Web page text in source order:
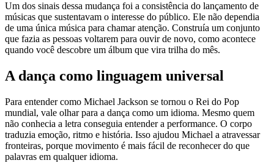
Um dos sinais dessa mudança foi a consistência do lançamento de
músicas que sustentavam o interesse do público. Ele não dependia
de uma única música para chamar atenção. Construía um conjunto
que fazia as pessoas voltarem para ouvir de novo, como acontece
quando você descobre um álbum que vira trilha do mês.
A dança como linguagem universal
Para entender como Michael Jackson se tornou o Rei do Pop
mundial, vale olhar para a dança como um idioma. Mesmo quem
não conhecia a letra conseguia entender a performance. O corpo
traduzia emoção, ritmo e história. Isso ajudou Michael a atravessar
fronteiras, porque movimento é mais fácil de reconhecer do que
palavras em qualquer idioma.